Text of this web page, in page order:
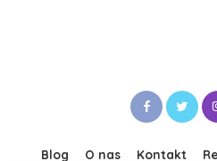
Blog O nas Kontakt